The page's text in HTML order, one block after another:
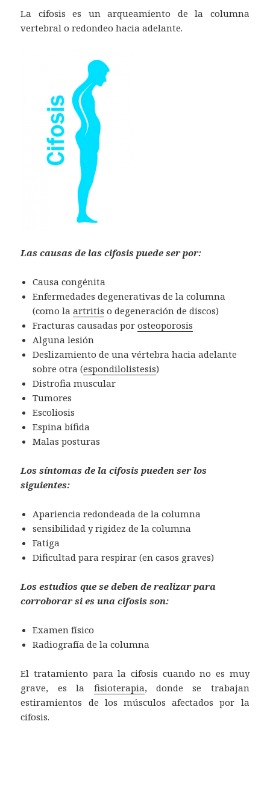
La cifosis es un arqueamiento de la columna
vertebral o redondeo hacia adelante.
Las causas de las cifosis puede ser por:
Causa congénita
Enfermedades degenerativas de la columna
(como laartritis o degeneración de discos)
Fracturas causadas porosteoporosis
Alguna lesión
Deslizamiento de una vértebra hacia adelante
sobre otra (espondilolistesis)
Distrofia muscular
Tumores
Escoliosis
Espina bífida
Malas posturas
Los síntomas de la cifosis pueden ser los
siguientes:
Apariencia redondeada de la columna
sensibilidad y rigidez de la columna
Fatiga
Dificultad para respirar (en casos graves)
Los estudios que se deben de realizar para
corroborar si es una cifosis son:
Examen físico
Radiografía de la columna
El tratamiento para la cifosis cuando no es muy
grave, es la fisioterapia, donde se trabajan
estiramientos de los músculos afectados por la
cifosis.